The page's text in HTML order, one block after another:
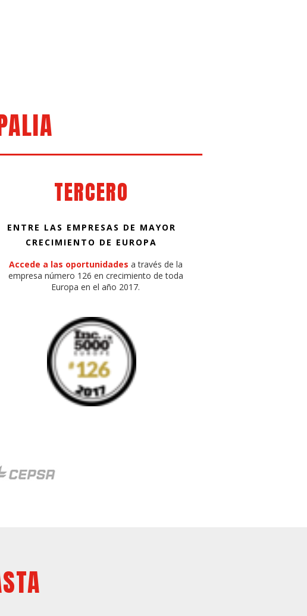
TERCERO
ENTRE LAS EMPRESAS DE MAYOR
CRECIMIENTO DE EUROPA
Accede a las oportunidades a través de la
empresa número 126 en crecimiento de toda
Europa en el año 2017.